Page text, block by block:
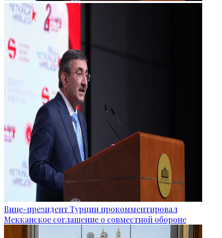
Вице-президент Турции прокомментировал
Мекканское соглашение о совместной обороне